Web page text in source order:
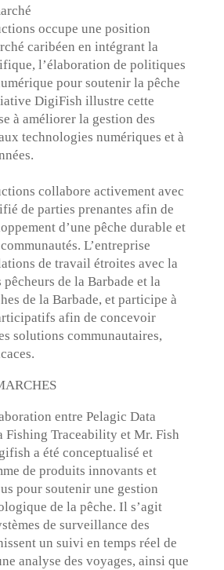
occupe une position
caribéen en intégrant la
l’élaboration de politiques
pour soutenir la pêche
DigiFish illustre cette
à améliorer la gestion des
technologies numériques et à
collabore activement avec
de parties prenantes afin de
d’une pêche durable et
L’entreprise
de travail étroites avec la
pêcheurs de la Barbade et la
de la Barbade, et participe à
afin de concevoir
solutions communautaires,
entre Pelagic Data
Fishing Traceability et Mr. Fish
a été conceptualisé et
de produits innovants et
pour soutenir une gestion
de la pêche. Il s’agit
de surveillance des
un suivi en temps réel de
analyse des voyages, ainsi que